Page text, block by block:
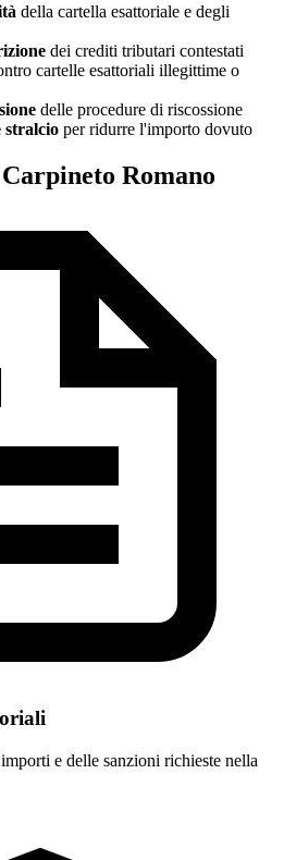
della cartella esattoriale e degli
dei crediti tributari contestati
cartelle esattoriali illegittime o
delle procedure di riscossione
stralcio per ridurre l'importo dovuto
Romano
e delle sanzioni richieste nella